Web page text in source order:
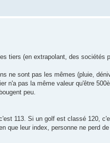
tiers (en extrapolant, des sociétés
ne sont pas les mêmes (pluie,
n'a pas la même valeur qu'être
peu.
113. Si un golf est classé 120,
que leur index, personne ne perd